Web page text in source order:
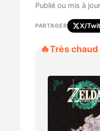
Publié ou mis à
PARTAGER X/
🔥Très chaud